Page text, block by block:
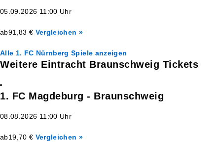
05.09.2026 11:00 Uhr
ab91,83 € Vergleichen »
Alle 1. FC Nürnberg Spiele anzeigen
Weitere Eintracht Braunschweig Tickets
1. FC Magdeburg - Braunschweig
08.08.2026 11:00 Uhr
ab19,70 € Vergleichen »